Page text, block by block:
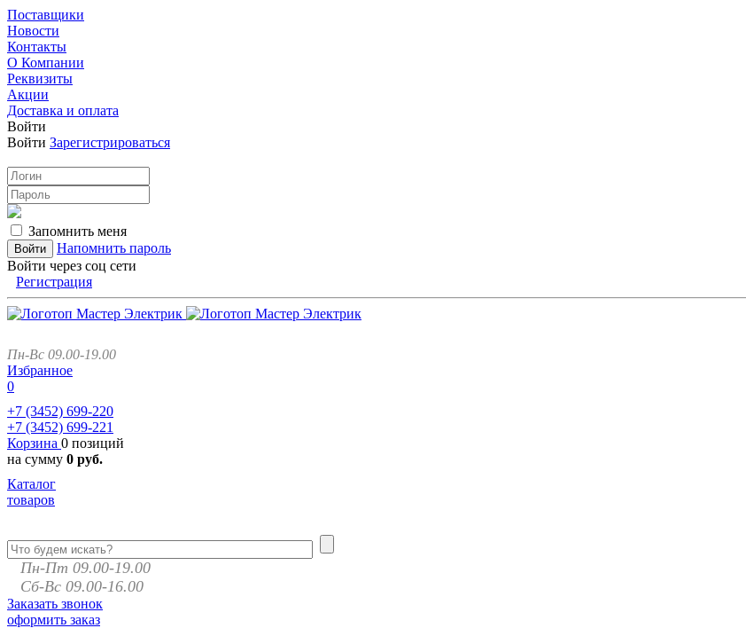
Поставщики
Новости
Контакты
О Компании
Реквизиты
Акции
Доставка и оплата
Войти
Войти Зарегистрироваться
Запомнить меня
Напомнить пароль
Войти через соц сети
Регистрация
Пн-Вс 09.00-19.00
Избранное
0
+7 (3452) 699-220
+7 (3452) 699-221
Корзина 0 позиций
на сумму 0 руб.
Каталог
товаров
Пн-Пт 09.00-19.00
Сб-Вс 09.00-16.00
Заказать звонок
оформить заказ